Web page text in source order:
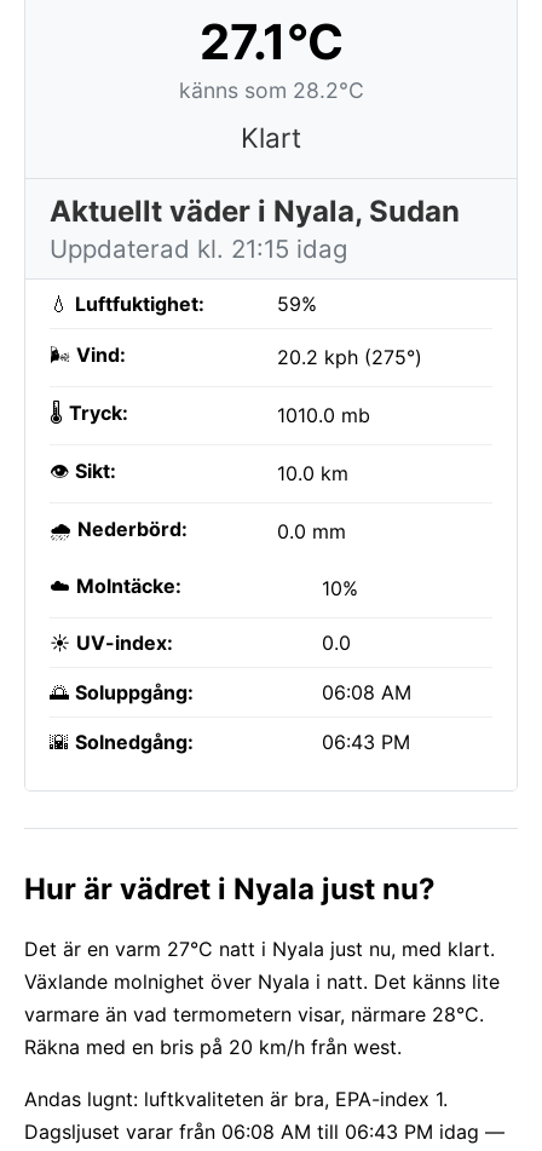
27.1°C
känns som 28.2°C
Klart
Aktuellt väder i Nyala, Sudan
Uppdaterad kl. 21:15 idag
💧 Luftfuktighet: 59%
🌬️ Vind: 20.2 kph (275°)
🌡️ Tryck: 1010.0 mb
👁️ Sikt: 10.0 km
🌧️ Nederbörd: 0.0 mm
☁️ Molntäcke: 10%
☀️ UV-index: 0.0
🌅 Soluppgång: 06:08 AM
🌇 Solnedgång: 06:43 PM
Hur är vädret i Nyala just nu?
Det är en varm 27°C natt i Nyala just nu, med klart.
Växlande molnighet över Nyala i natt. Det känns lite
varmare än vad termometern visar, närmare 28°C.
Räkna med en bris på 20 km/h från west.
Andas lugnt: luftkvaliteten är bra, EPA-index 1.
Dagsljuset varar från 06:08 AM till 06:43 PM idag —